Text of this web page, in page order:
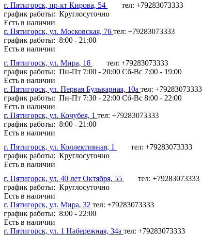
г. Пятигорск, пр-кт Кирова, 54
тел: +79283073333
график работы: Круглосуточно
Есть в наличии
г. Пятигорск, ул. Московская, 76 тел: +79283073333
график работы: 8:00 - 21:00
Есть в наличии
г. Пятигорск, ул. Мира, 18
тел: +79283073333
график работы: Пн-Пт 7:00 - 20:00 Сб-Вс 7:00 - 19:00
Есть в наличии
г. Пятигорск, ул. Первая Бульварная, 10а тел: +79283073333
график работы: Пн-Пт 7:30 - 22:00 Сб-Вс 8:00 - 22:00
Есть в наличии
г. Пятигорск, ул. Кочубея, 1 тел: +79283073333
график работы: 8:00 - 21:00
Есть в наличии
г. Пятигорск, ул. Коллективная, 1
тел: +79283073333
график работы: Круглосуточно
Есть в наличии
г. Пятигорск, ул. 40 лет Октября, 55
тел: +79283073333
график работы: Круглосуточно
Есть в наличии
г. Пятигорск, ул. Мира, 32 тел: +79283073333
график работы: 8:00 - 22:00
Есть в наличии
г. Пятигорск, ул. 1 Набережная, 34а тел: +79283073333